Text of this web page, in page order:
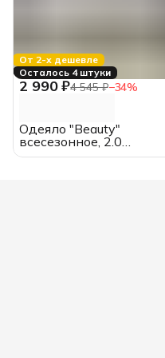
От 2-х дешевле
Осталось 4 штуки
2 990 ₽4 545 ₽−34%
Одеяло "Beauty"
всесезонное, 2.0
спальное, микрофибра